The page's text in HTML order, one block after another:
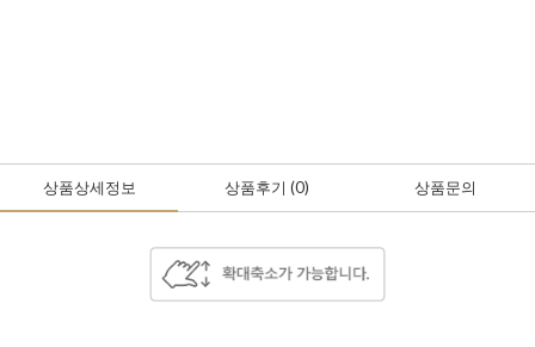
상품상세정보 상품후기 (0) 상품문의